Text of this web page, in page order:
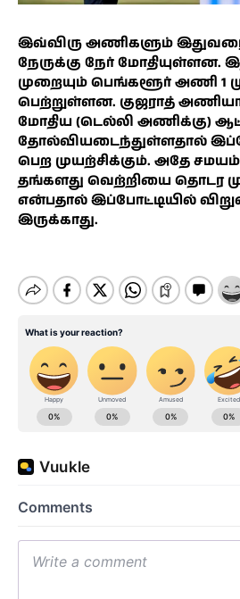
இவ்விரு அணிகளும் இதுவரை
நேருக்கு நேர் மோதியுள்ளன.
முறையும் பெங்களூர் அணி 1
பெற்றுள்ளன. குஜராத்
மோதிய (டெல்லி அணிக்கு)
தோல்வியடைந்துள்ளதால்
பெற முயற்சிக்கும். அதே
தங்களது வெற்றியை தொடர
என்பதால் இப்போட்டியில்
இருக்காது.